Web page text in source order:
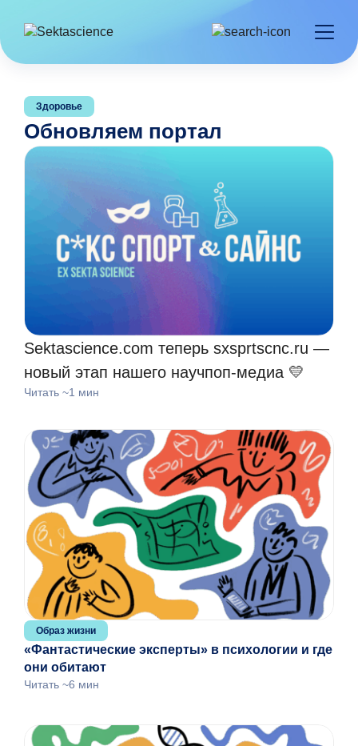
Здоровье
Обновляем портал
Sektascience.com теперь sxsprtscnc.ru —
новый этап нашего научпоп-медиа 💛
Читать ~1 мин
Образ жизни
«Фантастические эксперты» в психологии и где
они обитают
Читать ~6 мин